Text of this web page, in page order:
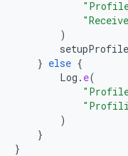
)
} else {
Log . e(
)
}
}